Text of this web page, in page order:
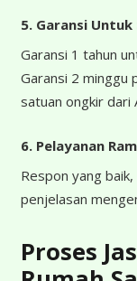
5. Garansi Untuk
Garansi 1 tahun
Garansi 2 minggu
satuan ongkir dari
6. Pelayanan
Respon yang
penjelasan
Proses